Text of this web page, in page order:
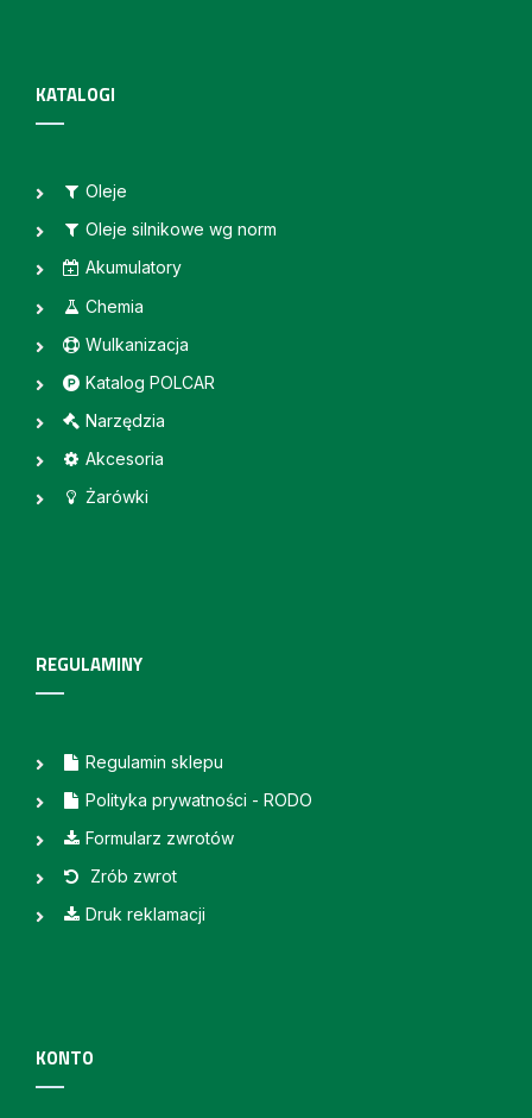
KATALOGI
Oleje
Oleje silnikowe wg norm
Akumulatory
Chemia
Wulkanizacja
Katalog POLCAR
Narzędzia
Akcesoria
Żarówki
REGULAMINY
Regulamin sklepu
Polityka prywatności - RODO
Formularz zwrotów
Zrób zwrot
Druk reklamacji
KONTO